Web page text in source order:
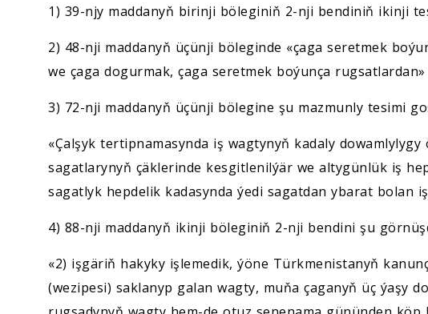
1) 39-njy maddanyň birinji böleginiň 2-nji bendiniň ikinji
2) 48-nji maddanyň üçünji böleginde «çaga seretmek
we çaga dogurmak, çaga seretmek boýunça
3) 72-nji maddanyň üçünji bölegine şu mazmunly tesimi
«Çalşyk tertipnamasynda iş wagtynyň kadaly
sagatlarynyň çäklerinde kesgitlenilýär we altygünlük iş
sagatlyk hepdelik kadasynda ýedi sagatdan уbarat bolan
4) 88-nji maddanyň ikinji böleginiň 2-nji bendini şu
«2) işgäriň hakyky işlemedik, ýöne Türkmenistanyň
(wezipesi) saklanyp galan wagty, muňa çaganyň üç ýaşy